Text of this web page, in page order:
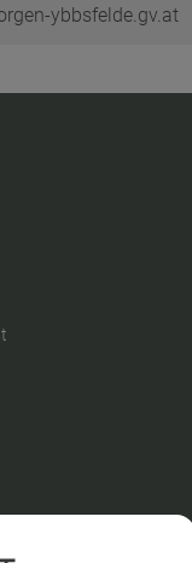
ybbsfelde.gv.at